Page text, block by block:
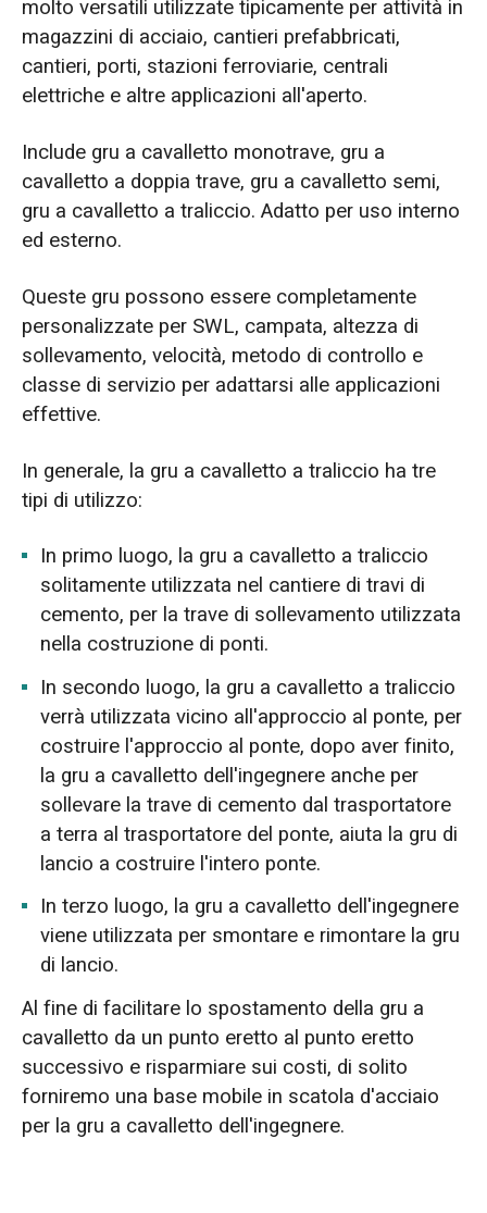
molto versatili utilizzate tipicamente per attività in
magazzini di acciaio, cantieri prefabbricati,
cantieri, porti, stazioni ferroviarie, centrali
elettriche e altre applicazioni all'aperto.
Include gru a cavalletto monotrave, gru a
cavalletto a doppia trave, gru a cavalletto semi,
gru a cavalletto a traliccio. Adatto per uso interno
ed esterno.
Queste gru possono essere completamente
personalizzate per SWL, campata, altezza di
sollevamento, velocità, metodo di controllo e
classe di servizio per adattarsi alle applicazioni
effettive.
In generale, la gru a cavalletto a traliccio ha tre
tipi di utilizzo:
In primo luogo, la gru a cavalletto a traliccio
solitamente utilizzata nel cantiere di travi di
cemento, per la trave di sollevamento utilizzata
nella costruzione di ponti.
In secondo luogo, la gru a cavalletto a traliccio
verrà utilizzata vicino all'approccio al ponte, per
costruire l'approccio al ponte, dopo aver finito,
la gru a cavalletto dell'ingegnere anche per
sollevare la trave di cemento dal trasportatore
a terra al trasportatore del ponte, aiuta la gru di
lancio a costruire l'intero ponte.
In terzo luogo, la gru a cavalletto dell'ingegnere
viene utilizzata per smontare e rimontare la gru
di lancio.
Al fine di facilitare lo spostamento della gru a
cavalletto da un punto eretto al punto eretto
successivo e risparmiare sui costi, di solito
forniremo una base mobile in scatola d'acciaio
per la gru a cavalletto dell'ingegnere.